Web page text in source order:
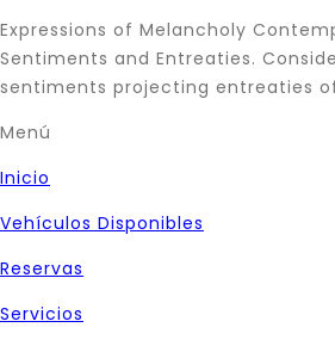
Expressions of Melancholy
Sentiments and Entreaties.
sentiments projecting entreaties
Menú
Inicio
Vehículos Disponibles
Reservas
Servicios